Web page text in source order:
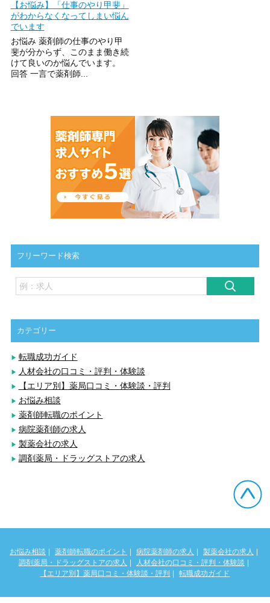
【お悩み】「仕事のやり甲斐」
がわからなくなってしまい悩ん
でいます
お悩み 薬剤師の仕事のやり甲
斐が分からず、このまま働き続
けて良いのか悩んでいます。
回答 一言で薬剤師...
フリーワード検索
カテゴリー
転職成功ガイド
人材会社の口コミ・評判・体験談
【エリア別】薬局口コミ・体験談・評判
お悩み相談
薬剤師転職のポイント
病院薬剤師の求人
製薬会社の求人
調剤薬局・ドラッグストアの求人
お悩み相談 薬剤師転職のポイント 病院薬剤師の求人
製薬会社の求人
調剤薬局・ドラッグストアの求人
人材会社の口コミ・評判・体験談
【エリア別】薬局口コミ・体験談・評判
転職成功ガイド